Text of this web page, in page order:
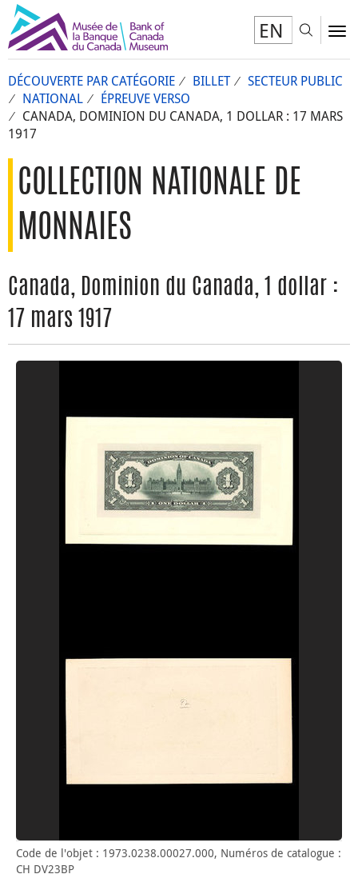
EN
DÉCOUVERTE PAR CATÉGORIE BILLET
SECTEUR PUBLIC
NATIONAL
ÉPREUVE VERSO
CANADA, DOMINION DU CANADA, 1 DOLLAR : 17 MARS
1917
COLLECTION NATIONALE DE
MONNAIES
Canada, Dominion du Canada, 1 dollar :
17 mars 1917
Code de l'objet : 1973.0238.00027.000, Numéros de catalogue :
CH DV23BP